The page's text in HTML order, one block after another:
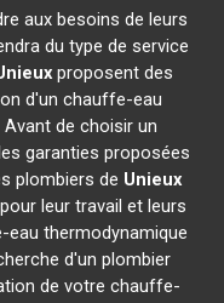
aux besoins de leurs
du type de service
proposent des
d'un chauffe-eau
Avant de choisir un
garanties proposées
plombiers de Unieux
leur travail et leurs
thermodynamique
d'un plombier
de votre chauffe-